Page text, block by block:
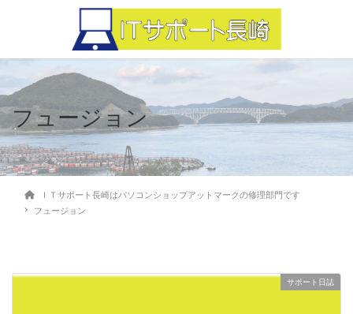
フュージョン
ＩＴサポート長崎はパソコンショップアットマークの修理部門です
フュージョン
サポート日誌